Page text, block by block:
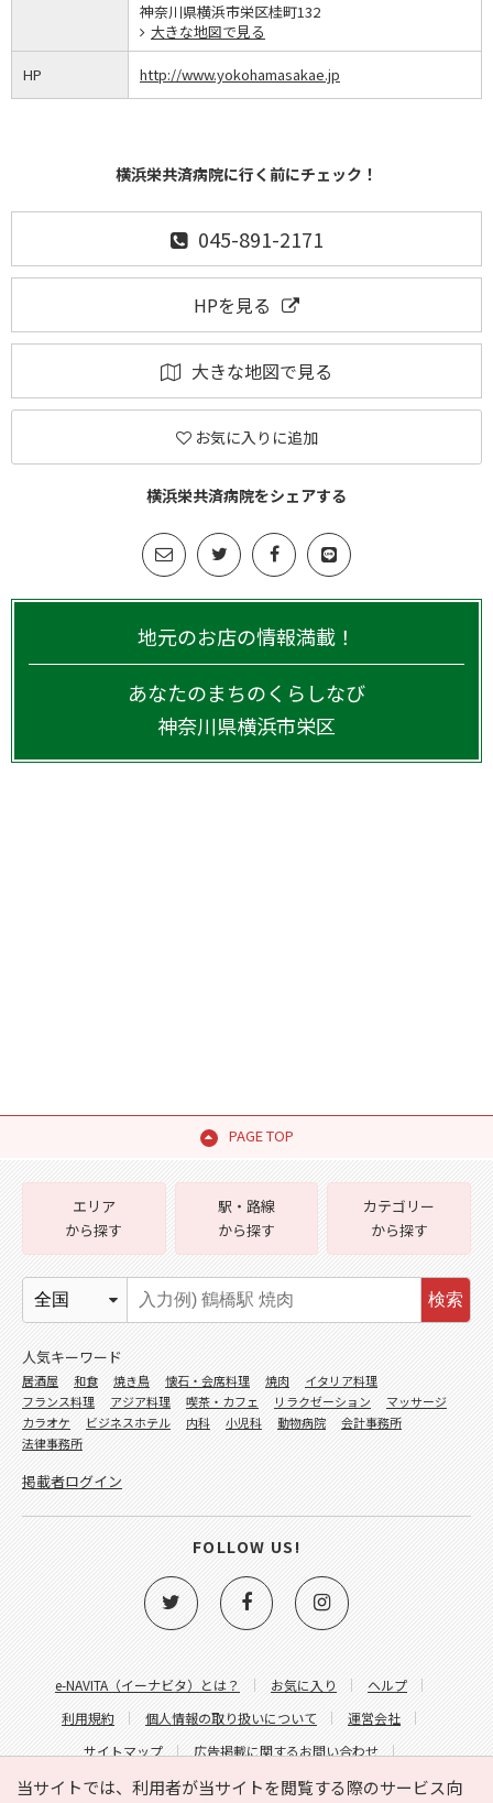
神奈川県横浜市栄区桂町132
大きな地図で見る
HP http://www.yokohamasakae.jp
横浜栄共済病院に行く前にチェック！
045-891-2171
HPを見る
大きな地図で見る
お気に入りに追加
横浜栄共済病院をシェアする
地元のお店の情報満載！
あなたのまちのくらしなび
神奈川県横浜市栄区
PAGE TOP
当サイトでは、利用者が当サイトを閲覧する際のサービス向
e-NAVITA（イーナビタ）とは？ お気に入り
ヘルプ
利用規約
個人情報の取り扱いについて
運営会社
サイトマップ
広告掲載に関するお問い合わせ
サイトの内容に関するお問い合わせ
エリア
から探す
駅・路線
から探す
カテゴリー
から探す
検索
人気キーワード
居酒屋 和食 焼き鳥 懐石・会席料理 焼肉
イタリア料理
フランス料理
アジア料理 喫茶・カフェ リラクゼーション
マッサージ
カラオケ
ビジネスホテル 内科 小児科 動物病院
会計事務所
法律事務所
掲載者ログイン
FOLLOW US!